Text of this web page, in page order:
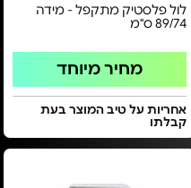
לול פלסטיק מתקפל - מידה
89/74 ס"מ
מחיר מיוחד
אחריות על טיב המוצר בעת
קבלתו